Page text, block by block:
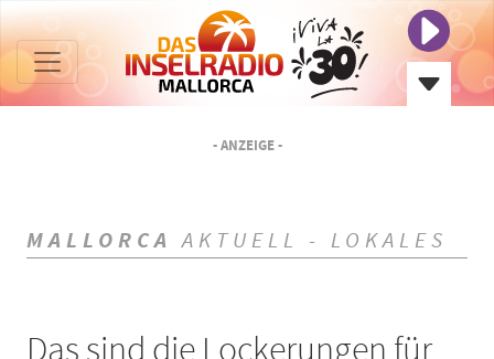
- ANZEIGE -
MALLORCA AKTUELL - LOKALES
Das sind die Lockerungen für